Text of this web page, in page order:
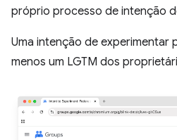
próprio processo de intenção
Uma intenção de experimentar
menos um LGTM dos